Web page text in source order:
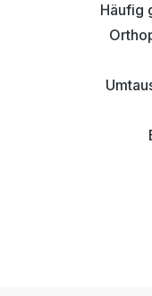
Häufig